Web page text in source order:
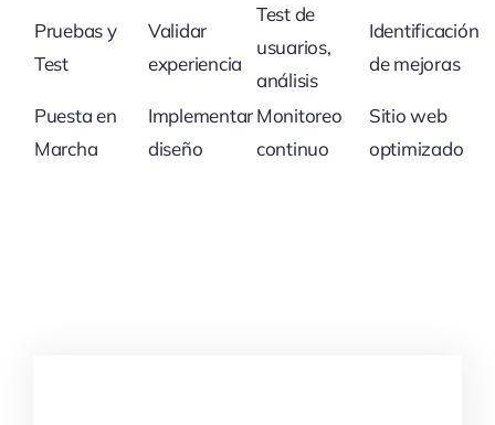
Pruebas y
Test
Validar
experiencia
Test de
usuarios,
análisis
Identificación
de mejoras
Puesta en
Marcha
Implementar
diseño
Monitoreo
continuo
Sitio web
optimizado